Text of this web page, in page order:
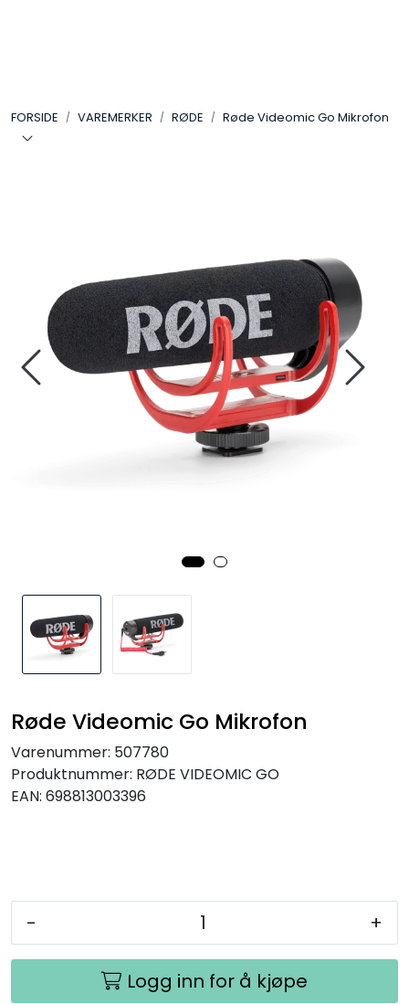
FORSIDE VAREMERKER RØDE Røde Videomic Go Mikrofon
Røde Videomic Go Mikrofon
Varenummer: 507780
Produktnummer: RØDE VIDEOMIC GO
EAN: 698813003396
- +
Logg inn for å kjøpe
LYD
VAREMERKER
AKTUELT
BRUKT